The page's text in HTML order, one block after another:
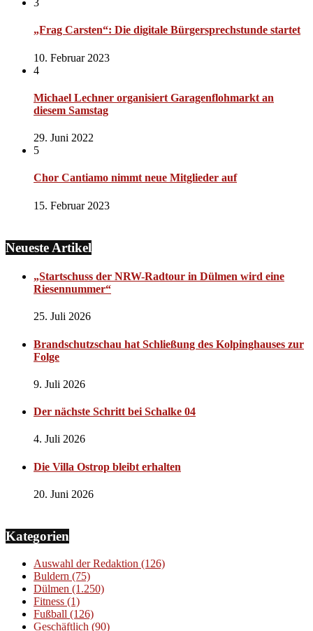
3
„Frag Carsten“: Die digitale Bürgersprechstunde startet
10. Februar 2023
4
Michael Lechner organisiert Garagenflohmarkt an
diesem Samstag
29. Juni 2022
5
Chor Cantiamo nimmt neue Mitglieder auf
15. Februar 2023
Neueste Artikel
„Startschuss der NRW-Radtour in Dülmen wird eine
Riesennummer“
25. Juli 2026
Brandschutzschau hat Schließung des Kolpinghauses zur
Folge
9. Juli 2026
Der nächste Schritt bei Schalke 04
4. Juli 2026
Die Villa Ostrop bleibt erhalten
20. Juni 2026
Kategorien
Auswahl der Redaktion (126)
Buldern (75)
Dülmen (1.250)
Fitness (1)
Fußball (126)
Geschäftlich (90)